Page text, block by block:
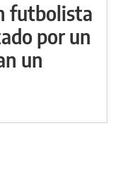
futbolista
por un
un